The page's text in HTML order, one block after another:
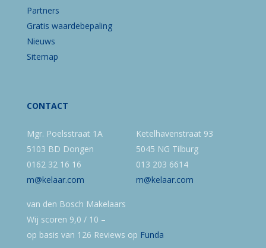
Partners
Gratis waardebepaling
Nieuws
Sitemap
CONTACT
Mgr. Poelsstraat 1A
5103 BD Dongen
0162 32 16 16
m@kelaar.com
Ketelhavenstraat 93
5045 NG Tilburg
013 203 6614
m@kelaar.com
van den Bosch Makelaars
Wij scoren 9,0 / 10 –
op basis van 126 Reviews op Funda